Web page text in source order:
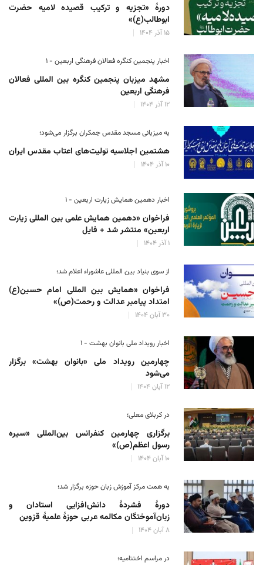
دورهٔ «تجزیه و ترکیب قصیده لامیه حضرت
ابوطالب(ع)»
۱۵ آذر ۱۴۰۴
اخبار پنجمین کنگره فعالان فرهنگی اربعین - ۱
مشهد میزبان پنجمین کنگره بین المللی فعالان
فرهنگی اربعین
۱۲ آذر ۱۴۰۴
به میزبانی مسجد مقدس جمکران برگزار می‌شود؛
هشتمین اجلاسیه تولیت‌های اعتاب مقدس ایران
۱۰ آذر ۱۴۰۴
اخبار دهمین همایش زیارت اربعین - ۱
فراخوان «دهمین همایش علمی بین المللی زیارت
اربعین» منتشر شد + فایل
۱ آذر ۱۴۰۴
از سوی بنیاد بین المللی عاشوراء اعلام شد؛
فراخوان «همایش بین المللی امام حسین(ع)
امتداد پیامبر عدالت و رحمت(ص)»
۳۰ آبان ۱۴۰۴
اخبار رویداد ملی بانوان بهشت - ۱
چهارمین رویداد ملی «بانوان بهشت» برگزار
می‌شود
۱۲ آبان ۱۴۰۴
در کربلای معلی؛
برگزاری چهارمین کنفرانس بین‌المللی «سیره
رسول اعظم(ص)»
۱۰ آبان ۱۴۰۴
به همت مرکز آموزش زبان حوزه‌ برگزار شد؛
دورهٔ فشردهٔ دانش‌افزایی استادان و
زبان‌آموختگان مکالمه عربی حوزهٔ علمیهٔ قزوین
۸ آبان ۱۴۰۴
در مراسم اختتامیه؛